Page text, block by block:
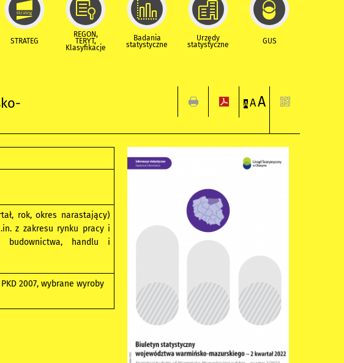
STRATEG
REGON,
TERYT,
Klasyfikacje
Badania
statystyczne
Urzędy
statystyczne GUS
A AA
rok, okres narastający)
z zakresu rynku pracy i
budownictwa, handlu i
2007, wybrane wyroby